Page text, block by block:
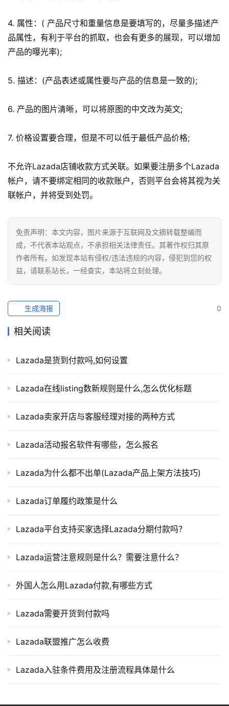
跨
境
航
4. 属性：( 产品尺寸和重量信息是要填写的，尽量多描述产
品属性，有利于平台的抓取，也会有更多的展现，可以增加
产品的曝光率);
5. 描述：(产品表述或属性要与产品的信息是一致的);
6. 产品的图片清晰，可以将原图的中文改为英文;
7. 价格设置要合理，但是不可以低于最低产品价格;
不允许Lazada店铺收款方式关联。如果要注册多个Lazada
帐户，请不要绑定相同的收款账户，否则平台会将其视为关
联帐户，并将受到处罚。
免责声明：本文内容，图片来源于互联网及文摘转载整编而
成，不代表本站观点，不承担相关法律责任。其著作权归其原
作者所有。如发现本站有侵权/违法违规的内容，侵犯到您的权
益，请联系站长，一经查实，本站将立刻处理。
0
生成海报
相关阅读
Lazada是货到付款吗,如何设置
Lazada在线listing数新规则是什么,怎么优化标题
Lazada卖家开店与客服经理对接的两种方式
Lazada活动报名软件有哪些，怎么报名
Lazada为什么都不出单(Lazada产品上架方法技巧)
Lazada订单履约政策是什么
Lazada平台支持买家选择Lazada分期付款吗？
Lazada运营注意规则是什么？需要注意什么？
外国人怎么用Lazada付款,有哪些方式
Lazada需要开货到付款吗
Lazada联盟推广怎么收费
Lazada入驻条件费用及注册流程具体是什么